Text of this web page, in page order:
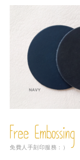
Free Embossing
免費人手刻印服務：）